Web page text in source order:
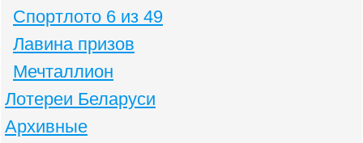
Спортлото 6 из 49
Лавина призов
Мечталлион
Лотереи Беларуси
Архивные